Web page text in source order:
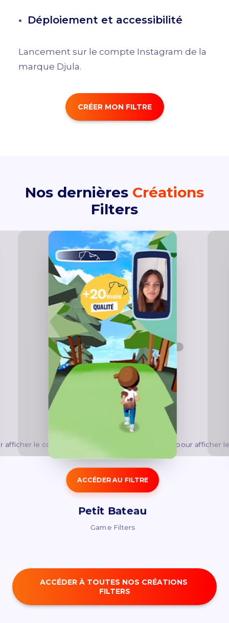
Déploiement et accessibilité
Lancement sur le compte Instagram de la
marque Djula.
CRÉER MON FILTRE
Nos dernières Créations
Filters
afficher le contenu. cookies pour afficher
ACCÉDER AU FILTRE
Petit Bateau
Game Filters
ACCÉDER À TOUTES NOS CRÉATIONS
FILTERS